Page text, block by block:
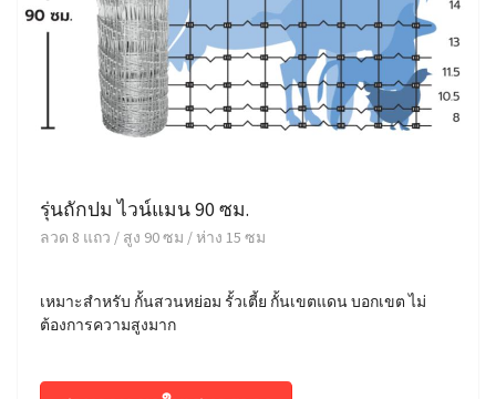
รุ่นถักปม ไวน์แมน 90 ซม.
ลวด 8 แถว / สูง 90 ซม / ห่าง 15 ซม
เหมาะสำหรับ กั้นสวนหย่อม รั้วเตี้ย กั้นเขตแดน บอกเขต ไม่
ต้องการความสูงมาก